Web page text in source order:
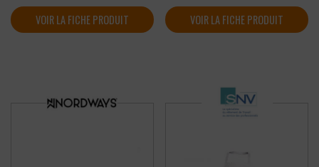
VOIR LA FICHE PRODUIT VOIR LA FICHE PRODUIT